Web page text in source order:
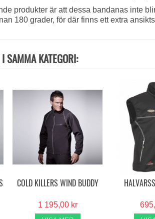
produkter är att dessa bandanas inte
180 grader, för där finns ett extra
SAMMA KATEGORI:
COLD KILLERS WIND BUDDY
1 195,00 kr